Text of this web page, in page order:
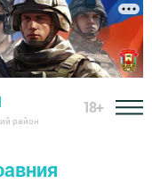
район
18+